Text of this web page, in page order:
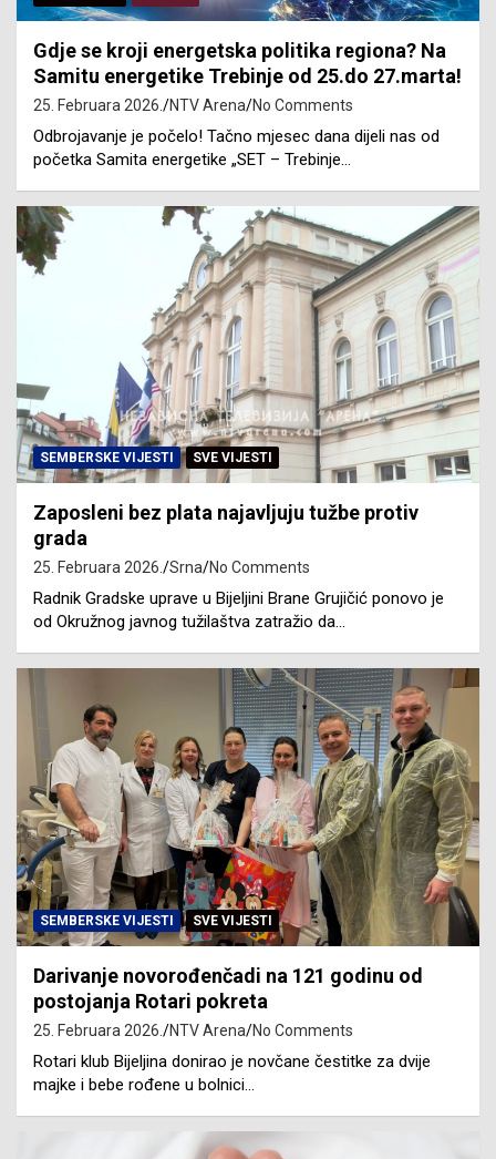
Gdje se kroji energetska politika regiona? Na
Samitu energetike Trebinje od 25.do 27.marta!
25. Februara 2026. NTV Arena No Comments
Odbrojavanje je počelo! Tačno mjesec dana dijeli nas od
početka Samita energetike „SET – Trebinje…
SEMBERSKE VIJESTI SVE VIJESTI
Zaposleni bez plata najavljuju tužbe protiv
grada
25. Februara 2026. Srna No Comments
Radnik Gradske uprave u Bijeljini Brane Grujičić ponovo je
od Okružnog javnog tužilaštva zatražio da…
SEMBERSKE VIJESTI SVE VIJESTI
Darivanje novorođenčadi na 121 godinu od
postojanja Rotari pokreta
25. Februara 2026. NTV Arena No Comments
Rotari klub Bijeljina donirao je novčane čestitke za dvije
majke i bebe rođene u bolnici…